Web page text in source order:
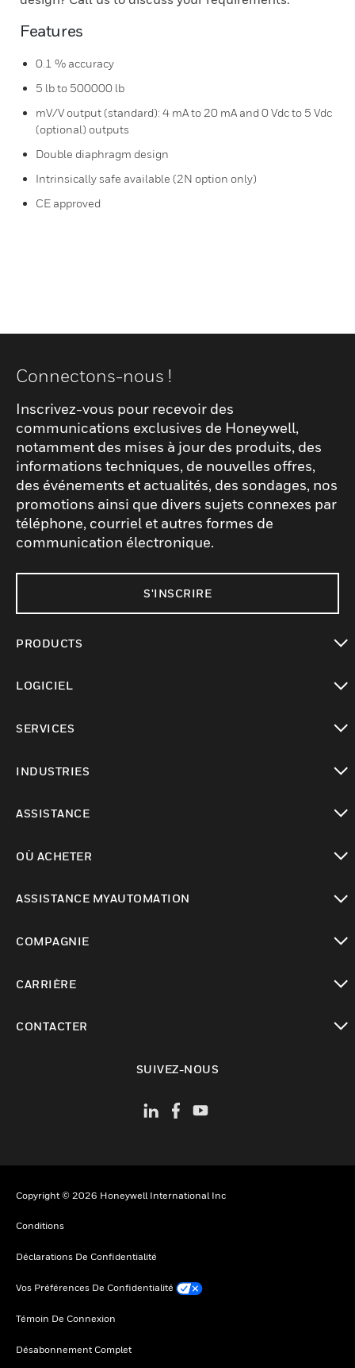
Features
0.1 % accuracy
5 lb to 500000 lb
mV/V output (standard): 4 mA to 20 mA and 0 Vdc to 5 Vdc
(optional) outputs
Double diaphragm design
Intrinsically safe available (2N option only)
CE approved
Connectons-nous !
Inscrivez-vous pour recevoir des
communications exclusives de Honeywell,
notamment des mises à jour des produits, des
informations techniques, de nouvelles offres,
des événements et actualités, des sondages, nos
promotions ainsi que divers sujets connexes par
téléphone, courriel et autres formes de
communication électronique.
S'INSCRIRE
PRODUCTS
LOGICIEL
SERVICES
INDUSTRIES
ASSISTANCE
OÙ ACHETER
ASSISTANCE MYAUTOMATION
COMPAGNIE
CARRIÈRE
CONTACTER
SUIVEZ-NOUS
Copyright © 2026 Honeywell International Inc
Conditions
Déclarations De Confidentialité
Vos Préférences De Confidentialité
Témoin De Connexion
Désabonnement Complet